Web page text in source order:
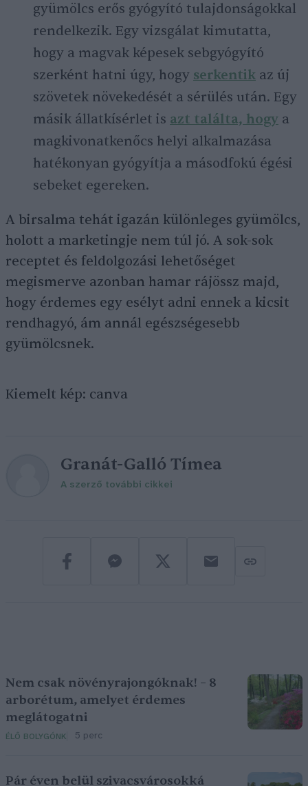
gyümölcs erős gyógyító tulajdonságokkal
rendelkezik. Egy vizsgálat kimutatta,
hogy a magvak képesek sebgyógyító
szerként hatni úgy, hogy serkentik az új
szövetek növekedését a sérülés után. Egy
másik állatkísérlet is azt találta, hogy a
magkivonatkenőcs helyi alkalmazása
hatékonyan gyógyítja a másodfokú égési
sebeket egereken.
A birsalma tehát igazán különleges gyümölcs,
holott a marketingje nem túl jó. A sok-sok
receptet és feldolgozási lehetőséget
megismerve azonban hamar rájössz majd,
hogy érdemes egy esélyt adni ennek a kicsit
rendhagyó, ám annál egészségesebb
gyümölcsnek.
Kiemelt kép: canva
Granát-Galló Tímea
A szerző további cikkei
Nem csak növényrajongóknak! – 8
arborétum, amelyet érdemes
meglátogatni
ÉLŐ BOLYGÓNK 5 perc
Pár éven belül szivacsvárosokká